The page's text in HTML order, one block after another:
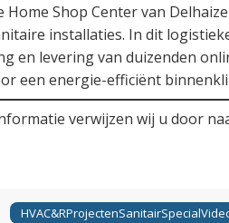
Home Shop Center van
installaties. In dit
en levering van duizenden
een energie-efficiënt
verwijzen wij u door
HVAC&RProjectenSanitairSpecial